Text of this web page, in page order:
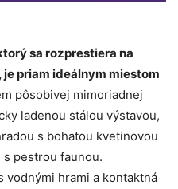
sa rozprestiera na
priam ideálnym miestom
pôsobivej mimoriadnej
ladenou stálou výstavou,
s bohatou kvetinovou
pestrou faunou.
hrami a kontaktná